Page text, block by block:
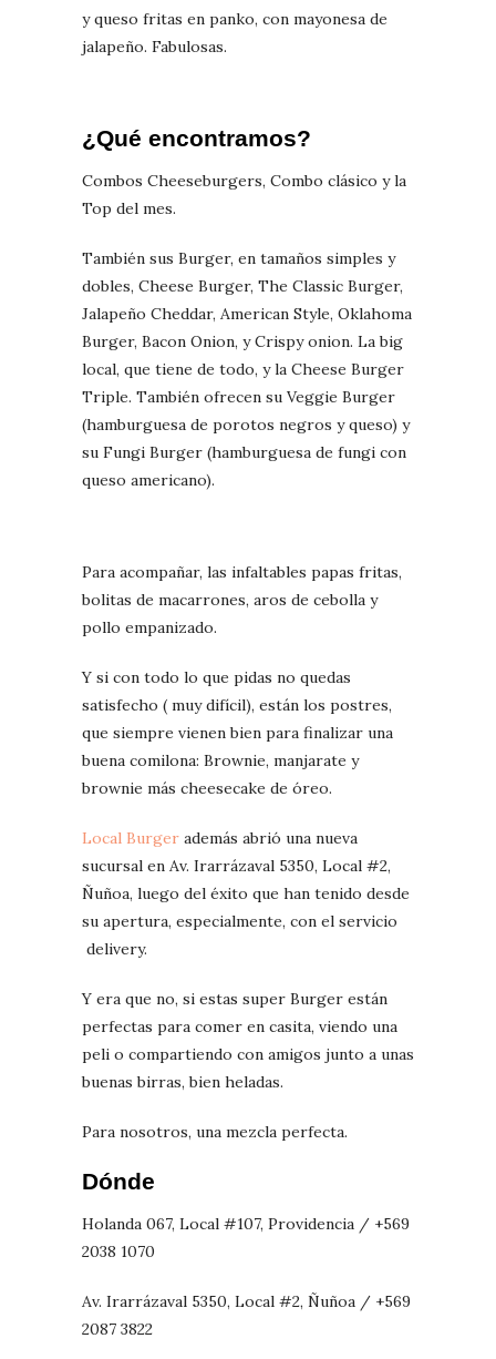
y queso fritas en panko, con mayonesa de
jalapeño. Fabulosas.
¿Qué encontramos?
Combos Cheeseburgers, Combo clásico y la
Top del mes.
También sus Burger, en tamaños simples y
dobles, Cheese Burger, The Classic Burger,
Jalapeño Cheddar, American Style, Oklahoma
Burger, Bacon Onion, y Crispy onion. La big
local, que tiene de todo, y la Cheese Burger
Triple. También ofrecen su Veggie Burger
(hamburguesa de porotos negros y queso) y
su Fungi Burger (hamburguesa de fungi con
queso americano).
Para acompañar, las infaltables papas fritas,
bolitas de macarrones, aros de cebolla y
pollo empanizado.
Y si con todo lo que pidas no quedas
satisfecho ( muy difícil), están los postres,
que siempre vienen bien para finalizar una
buena comilona: Brownie, manjarate y
brownie más cheesecake de óreo.
Local Burger además abrió una nueva
sucursal en Av. Irarrázaval 5350, Local #2,
Ñuñoa, luego del éxito que han tenido desde
su apertura, especialmente, con el servicio
delivery.
Y era que no, si estas super Burger están
perfectas para comer en casita, viendo una
peli o compartiendo con amigos junto a unas
buenas birras, bien heladas.
Para nosotros, una mezcla perfecta.
Dónde
Holanda 067, Local #107, Providencia / +569
2038 1070
Av. Irarrázaval 5350, Local #2, Ñuñoa / +569
2087 3822